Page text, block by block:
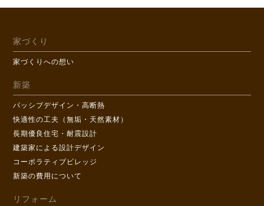
家づくり
家づくりへの想い
新築
パッシブデザイン・高断熱
快適性の工夫（無垢・天然素材）
長期優良住宅・耐震設計
建築家による設計デザイン
コーポラティブビレッジ
新築の費用について
リフォーム